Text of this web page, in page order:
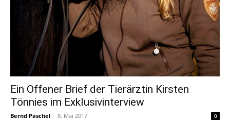
Ein Offener Brief der Tierärztin Kirsten
Tönnies im Exklusivinterview
Bernd Paschel - 8. Mai 2017 0